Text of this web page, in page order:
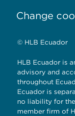
Change
© HLB Ecuador
HLB Ecuador is
advisory and
throughout
Ecuador is
no liability for
member firm of